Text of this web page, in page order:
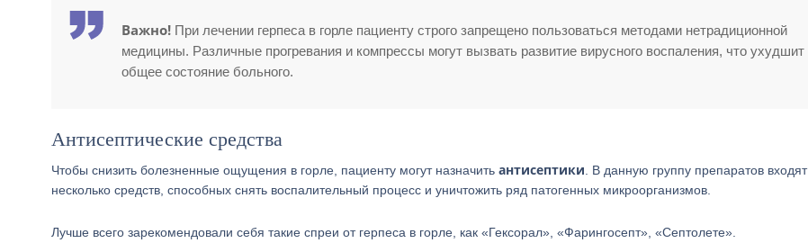
Важно! При лечении герпеса в горле пациенту строго запрещено пользоваться методами нетрадиционной
медицины. Различные прогревания и компрессы могут вызвать развитие вирусного воспаления, что ухудшит
общее состояние больного.
Антисептические средства
Чтобы снизить болезненные ощущения в горле, пациенту могут назначить антисептики . В данную группу препаратов входят
несколько средств, способных снять воспалительный процесс и уничтожить ряд патогенных микроорганизмов.
Лучше всего зарекомендовали себя такие спреи от герпеса в горле, как «Гексорал», «Фарингосепт», «Септолете».